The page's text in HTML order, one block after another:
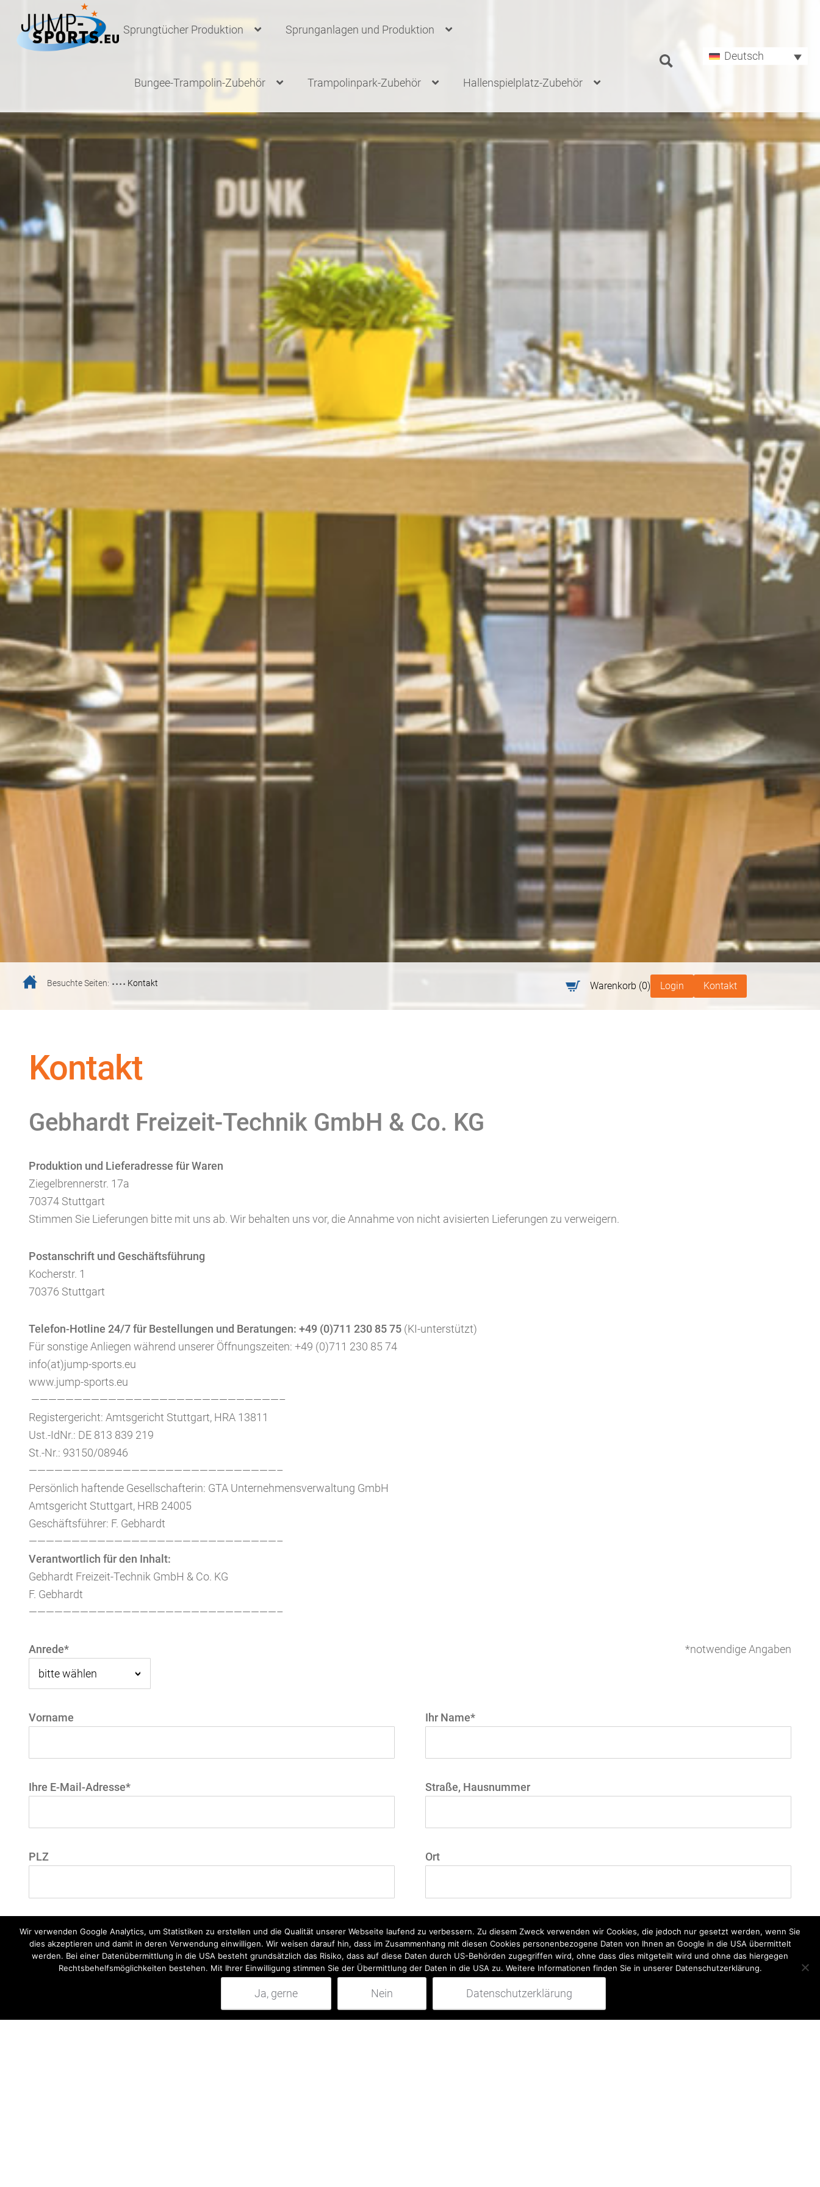
Navigation
springen
Inhalt
springen
Sprungtücher Produktion Sprunganlagen und Produktion
Bungee-Trampolin-Zubehör Trampolinpark-Zubehör Hallenspielplatz-Zubehör
Deutsch
Besuchte Seiten: .... Kontakt Warenkorb (0) Login Kontakt
Kontakt
Gebhardt Freizeit-Technik GmbH & Co. KG
Produktion und Lieferadresse für Waren
Ziegelbrennerstr. 17a
70374 Stuttgart
Stimmen Sie Lieferungen bitte mit uns ab. Wir behalten uns vor, die Annahme von nicht avisierten Lieferungen zu verweigern.
Postanschrift und Geschäftsführung
Kocherstr. 1
70376 Stuttgart
Telefon-Hotline 24/7 für Bestellungen und Beratungen: +49 (0)711 230 85 75 (KI-unterstützt)
Für sonstige Anliegen während unserer Öffnungszeiten: +49 (0)711 230 85 74
info(at)jump-sports.eu
www.jump-sports.eu
—————————————————————————————–
Registergericht: Amtsgericht Stuttgart, HRA 13811
Ust.-IdNr.: DE 813 839 219
St.-Nr.: 93150/08946
—————————————————————————————–
Persönlich haftende Gesellschafterin: GTA Unternehmensverwaltung GmbH
Amtsgericht Stuttgart, HRB 24005
Geschäftsführer: F. Gebhardt
—————————————————————————————–
Verantwortlich für den Inhalt:
Gebhardt Freizeit-Technik GmbH & Co. KG
F. Gebhardt
—————————————————————————————–
*notwendige Angaben
Anrede*
Vorname Ihr Name*
Ihre E-Mail-Adresse* Straße, Hausnummer
PLZ Ort
Firmenname* Telefon
Wir verwenden Google Analytics, um Statistiken zu erstellen und die Qualität unserer Webseite laufend zu verbessern. Zu diesem Zweck verwenden wir Cookies, die jedoch nur gesetzt werden, wenn Sie
dies akzeptieren und damit in deren Verwendung einwilligen. Wir weisen darauf hin, dass im Zusammenhang mit diesen Cookies personenbezogene Daten von Ihnen an Google in die USA übermittelt
werden. Bei einer Datenübermittlung in die USA besteht grundsätzlich das Risiko, dass auf diese Daten durch US-Behörden zugegriffen wird, ohne dass dies mitgeteilt wird und ohne das hiergegen
Rechtsbehelfsmöglichkeiten bestehen. Mit Ihrer Einwilligung stimmen Sie der Übermittlung der Daten in die USA zu. Weitere Informationen finden Sie in unserer Datenschutzerklärung.
Ja, gerne Nein Datenschutzerklärung